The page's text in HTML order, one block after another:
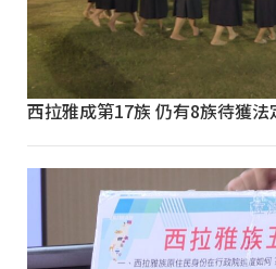
西拉雅成第17族 仍有8族待獲法